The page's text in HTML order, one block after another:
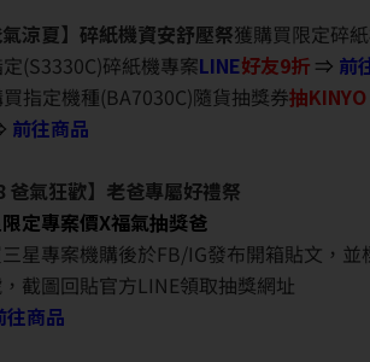
氣涼夏】碎紙機資安舒壓祭獲購買限定碎
(S3330C)碎紙機專案LINE好友9折 ⇒ 前
指定機種(BA7030C)隨貨抽獎券抽
前往商品
爸氣狂歡】老爸專屬好禮祭
定專案價X福氣抽獎爸
星專案機購後於FB/IG發布開箱貼文，並
截圖回貼官方LINE領取抽獎網址
往商品